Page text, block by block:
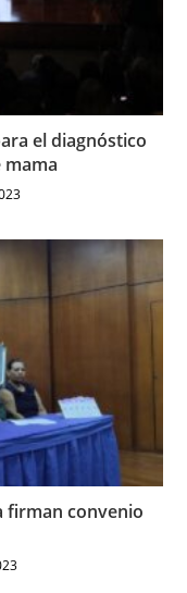
el diagnóstico
mama
firman convenio